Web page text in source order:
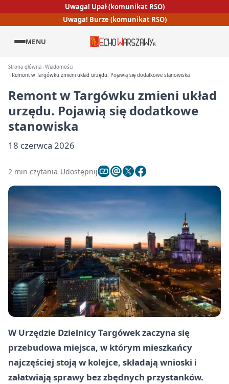
Uwaga! Upał (komunikat RSO)
Uwaga! Burze (komunikat RSO)
MENU
Strona główna Wiadomości
Remont w Targówku zmieni układ urzędu. Pojawią się dodatkowe stanowiska
Remont w Targówku zmieni układ
urzędu. Pojawią się dodatkowe
stanowiska
18 czerwca 2026
2 min czytania Udostępnij
W Urzędzie Dzielnicy Targówek zaczyna się
przebudowa miejsca, w którym mieszkańcy
najczęściej stoją w kolejce, składają wnioski i
załatwiają sprawy bez zbędnych przystanków.